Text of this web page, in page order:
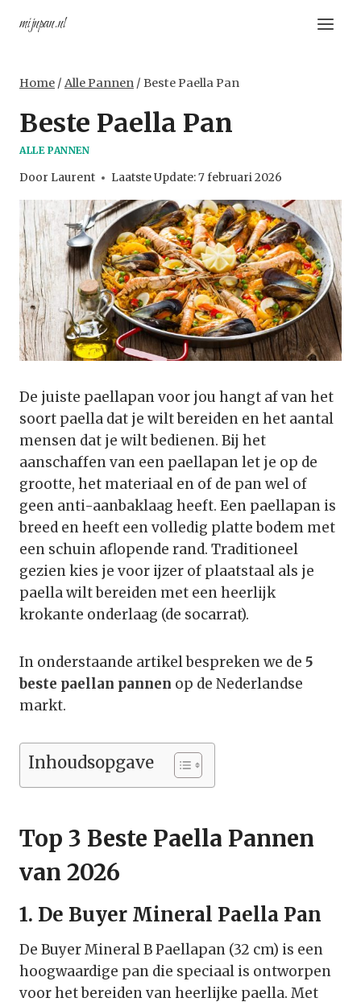
naarmijnpan.nl
Home / Alle Pannen / Beste Paella Pan
Beste Paella Pan
ALLE PANNEN
Door Laurent Laatste Update:7 februari 2026
De juiste paellapan voor jou hangt af van het
soort paella dat je wilt bereiden en het aantal
mensen dat je wilt bedienen. Bij het
aanschaffen van een paellapan let je op de
grootte, het materiaal en of de pan wel of
geen anti-aanbaklaag heeft. Een paellapan is
breed en heeft een volledig platte bodem met
een schuin aflopende rand. Traditioneel
gezien kies je voor ijzer of plaatstaal als je
paella wilt bereiden met een heerlijk
krokante onderlaag (de socarrat).
In onderstaande artikel bespreken we de 5
beste paellan pannen op de Nederlandse
markt.
Inhoudsopgave
Top 3 Beste Paella Pannen
van 2026
1. De Buyer Mineral Paella Pan
De Buyer Mineral B Paellapan (32 cm) is een
hoogwaardige pan die speciaal is ontworpen
voor het bereiden van heerlijke paella. Met